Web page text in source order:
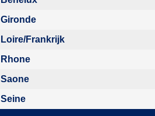
Gironde
Loire/Frankrijk
Rhone
Saone
Seine